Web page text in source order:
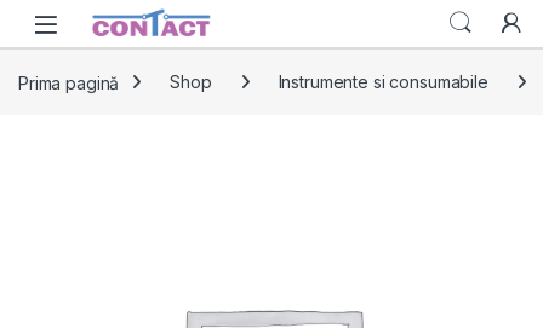
Skip to navigation
Skip to content
Prima pagină Shop Instrumente si consumabile